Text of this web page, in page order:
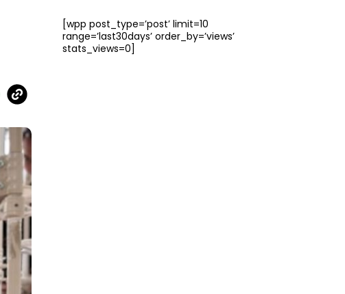
[wpp post_type=’post’ limit=10
range=’last30days’ order_by=’views’
stats_views=0]